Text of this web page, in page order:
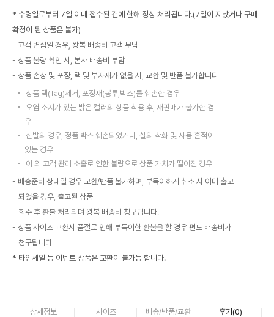
* 수령일로부터 7일 이내 접수된 건에 한해 정상 처리됩니다.(7일이 지났거나 구매
확정이 된 상품은 불가)
고객 변심일 경우, 왕복 배송비 고객 부담
상품 불량 확인 시, 본사 배송비 부담
상품 손상 및 포장, 택 및 부자재가 없을 시, 교환 및 반품 불가합니다.
상품 택(Tag)제거, 포장재(봉투,박스)를 훼손한 경우
오염 소지가 있는 밝은 컬러의 상품 착용 후, 재판매가 불가한 경
우
신발의 경우, 정품 박스 훼손되었거나, 실외 착화 및 사용 흔적이
있는 경우
이 외 고객 관리 소홀로 인한 불량으로 상품 가치가 떨어진 경우
배송준비 상태일 경우 교환/반품 불가하며, 부득이하게 취소 시 이미 출고
되었을 경우, 출고된 상품
회수 후 환불 처리되며 왕복 배송비 청구됩니다.
상품 사이즈 교환시 품절로 인해 부득이한 환불을 할 경우 편도 배송비가
청구됩니다.
* 타임세일 등 이벤트 상품은 교환이 불가능 합니다.
상세정보 사이즈 배송/반품/교환 후기(0)